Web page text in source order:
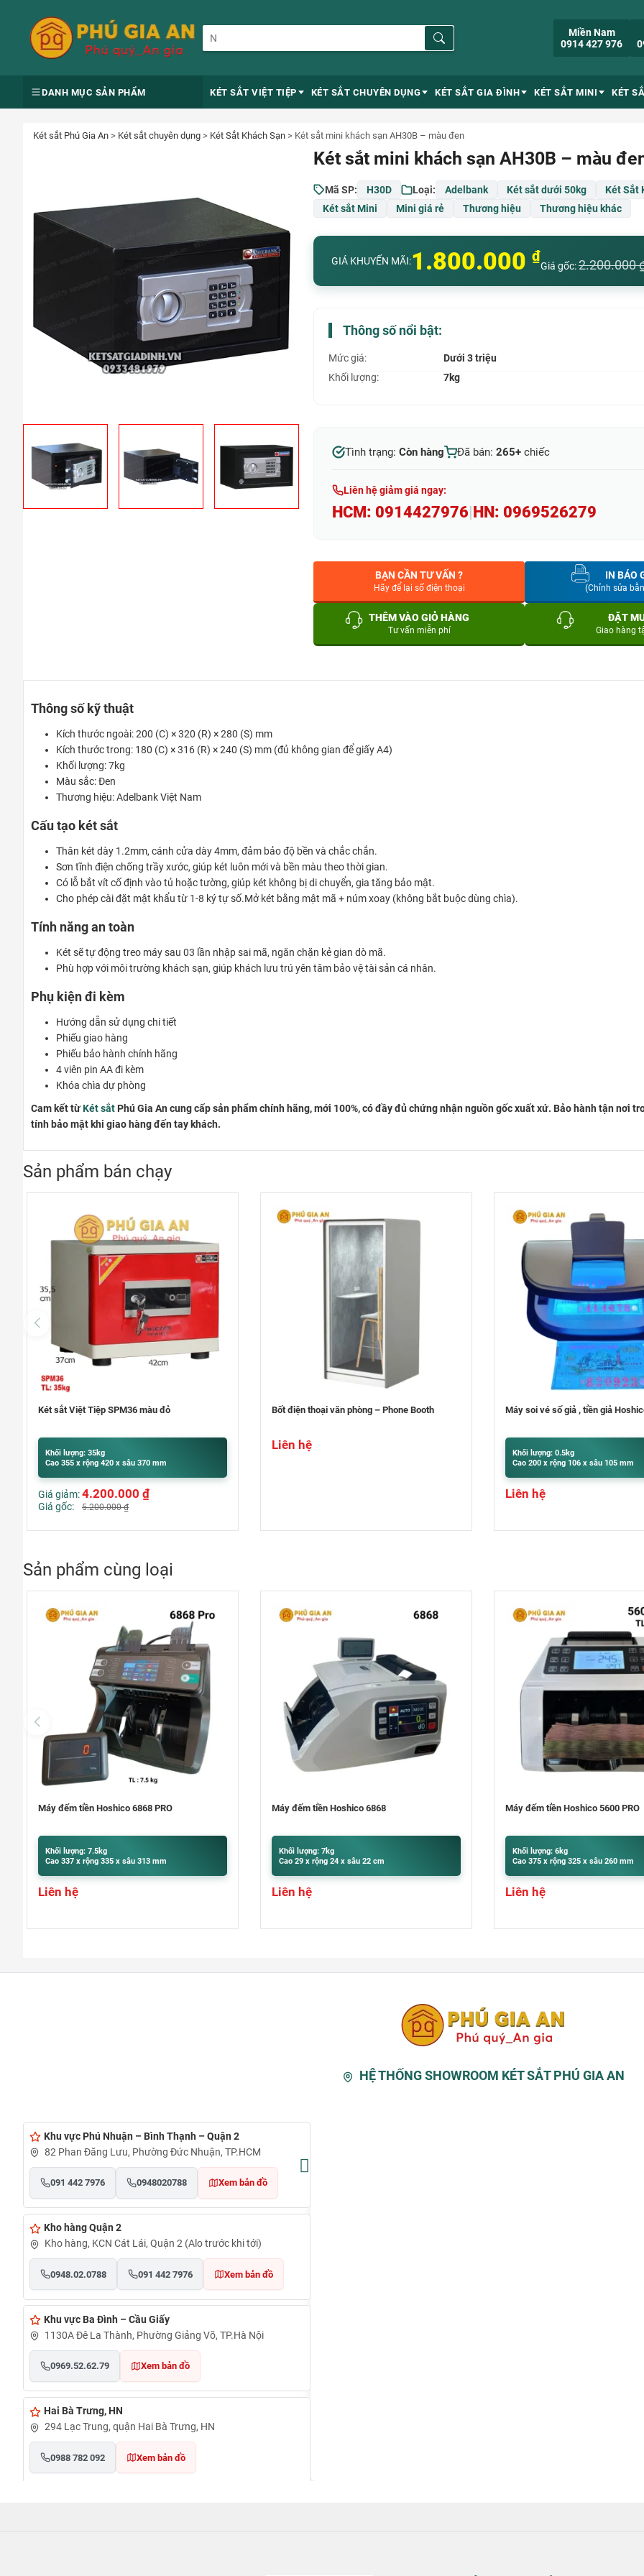
Miền Nam
0914 427 976
DANH MỤC SẢN PHẨM KÉT SẮT VIỆT TIỆP KÉT SẮT CHUYÊN DỤNG KÉT SẮT GIA ĐÌNH KÉT SẮT MINI KÉT
Két sắt Phú Gia An > Két sắt chuyên dụng > Két Sắt Khách Sạn > Két sắt mini khách sạn AH30B – màu đen
Két sắt mini khách sạn AH30B – màu
Mã SP: H30D Loại: Adelbank Két sắt dưới 50kg
Két Sắt
Két sắt Mini
Mini giá rẻ Thương hiệu Thương hiệu khác
GIÁ KHUYẾN MÃI:1.800.000 ₫
Giá gốc:2.200.000
Thông số nổi bật:
Mức giá:
Dưới 3 triệu
Khối lượng:
7kg
Tình trạng: Còn hàng Đã bán: 265+ chiếc
Liên hệ giảm giá ngay:
HCM: 0914427976 HN: 0969526279
BẠN CẦN TƯ VẤN ?
Hãy để lại số điện thoại
IN BÁO
(Chỉnh sửa
THÊM VÀO GIỎ HÀNG
Tư vấn miễn phí
ĐẶT
Giao hàng
Thông số kỹ thuật
Kích thước ngoài: 200 (C) × 320 (R) × 280 (S) mm
Kích thước trong: 180 (C) × 316 (R) × 240 (S) mm (đủ không gian để giấy A4)
Khối lượng: 7kg
Màu sắc: Đen
Thương hiệu: Adelbank Việt Nam
Cấu tạo két sắt
Thân két dày 1.2mm, cánh cửa dày 4mm, đảm bảo độ bền và chắc chắn.
Sơn tĩnh điện chống trầy xước, giúp két luôn mới và bền màu theo thời gian.
Có lỗ bắt vít cố định vào tủ hoặc tường, giúp két không bị di chuyển, gia tăng bảo mật.
Cho phép cài đặt mật khẩu từ 1-8 ký tự số.Mở két bằng mật mã + núm xoay (không bắt buộc dùng chìa).
Tính năng an toàn
Két sẽ tự động treo máy sau 03 lần nhập sai mã, ngăn chặn kẻ gian dò mã.
Phù hợp với môi trường khách sạn, giúp khách lưu trú yên tâm bảo vệ tài sản cá nhân.
Phụ kiện đi kèm
Hướng dẫn sử dụng chi tiết
Phiếu giao hàng
Phiếu bảo hành chính hãng
4 viên pin AA đi kèm
Khóa chìa dự phòng
Cam kết từKét sắt Phú Gia An cung cấp sản phẩm chính hãng, mới 100%, có đầy đủ chứng nhận nguồn gốc xuất xứ. Bảo hành tận nơi
tính bảo mật khi giao hàng đến tay khách.
Sản phẩm bán chạy
Bốt điện thoại văn phòng – Phone Booth
Liên hệ
Máy soi vé số giả , tiền giả Hoshico
Khối lượng: 0.5kg
Máy bó tiền NH-81
Khối lượng: 9.5kg
Cao 400 x rộng 300 x sâu 320 mm
Liên hệ
Sản phẩm cùng loại
Máy đếm tiền Hoshico 6868
Khối lượng: 7kg
Cao 29 x rộng 24 x sâu 22 cm
Liên hệ
Máy đếm tiền Hoshico 5600 PRO
Khối lượng: 6kg
Cao 375 x rộng 325 x sâu 260 mm
Liên hệ
Máy đếm tiền Hoshico
Khối lượng: 5.4kg
Cao 310 x rộng 260 x sâu 175 mm
Liên hệ
HỆ THỐNG SHOWROOM KÉT SẮT PHÚ GIA AN
Khu vực Phú Nhuận – Bình Thạnh – Quận 2
82 Phan Đăng Lưu, Phường Đức Nhuận, TP.HCM
091 442 7976 0948020788 Xem bản đồ
Kho hàng Quận 2
Kho hàng, KCN Cát Lái, Quận 2 (Alo trước khi tới)
0948.02.0788 091 442 7976 Xem bản đồ
Khu vực Ba Đình – Cầu Giấy
1130A Đê La Thành, Phường Giảng Võ, TP.Hà Nội
0969.52.62.79 Xem bản đồ
Hai Bà Trưng, HN
294 Lạc Trung, quận Hai Bà Trưng, HN
0988 782 092 Xem bản đồ